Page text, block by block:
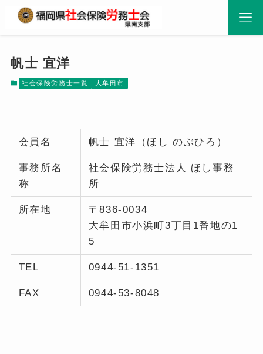
帆士 宜洋
社会保険労務士一覧 大牟田市
会員名 帆士 宜洋（ほし のぶひろ）
事務所名
称
社会保険労務士法人 ほし事務
所
所在地
〒836-0034
大牟田市小浜町3丁目1番地の1
5
TEL 0944-51-1351
FAX 0944-53-8048